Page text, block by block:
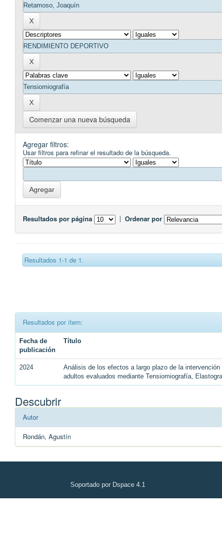
Comenzar una nueva búsqueda
Agregar filtros:
Usar filtros para refinar el resultado de la búsqueda.
Resultados por página | Ordenar por
Resultados 1-1 de 1.
Resultados por ítem:
Fecha de
publicación
Título
2024
Análisis de los efectos a largo plazo de la
adultos evaluados mediante Tensiomiografía,
Descubrir
Autor
Rondán, Agustín
Soportado por Dspace 4.1